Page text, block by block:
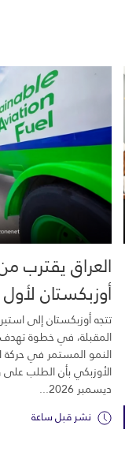
العراق يقترب
أوزبكستان
تتجه أوزبكستان إلى
المقبلة، في خطوة تهدف
النمو المستمر في حركة
الأوزبكي بأن الطلب على
ديسمبر 2026...
نشر قبل ساعة